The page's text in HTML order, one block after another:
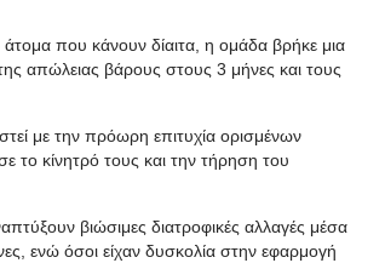
που κάνουν δίαιτα, η ομάδα βρήκε μια
απώλειας βάρους στους 3 μήνες και τους
με την πρόωρη επιτυχία ορισμένων
το κίνητρό τους και την τήρηση του
βιώσιμες διατροφικές αλλαγές μέσα
ενώ όσοι είχαν δυσκολία στην εφαρμογή